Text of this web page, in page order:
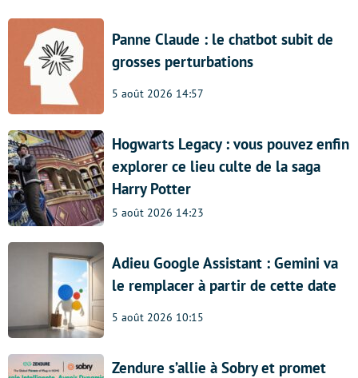
Panne Claude : le chatbot subit de
grosses perturbations
5 août 2026 14:57
Hogwarts Legacy : vous pouvez enfin
explorer ce lieu culte de la saga
Harry Potter
5 août 2026 14:23
Adieu Google Assistant : Gemini va
le remplacer à partir de cette date
5 août 2026 10:15
Zendure s’allie à Sobry et promet